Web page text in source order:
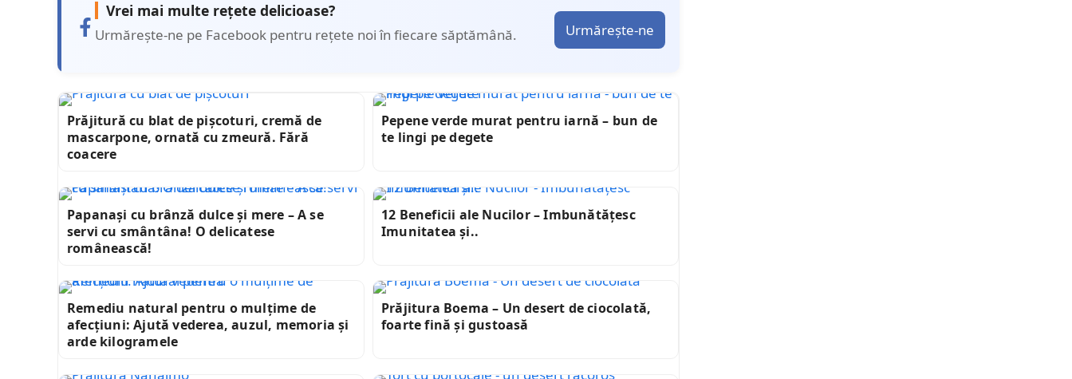
Vrei mai multe rețete delicioase?
Urmărește-ne pe Facebook pentru rețete noi în fiecare săptămână. Urmărește-ne
Prăjitură cu blat de pișcoturi, cremă de
mascarpone, ornată cu zmeură. Fără
coacere
Pepene verde murat pentru iarnă – bun de
te lingi pe degete
Papanași cu brânză dulce și mere – A se
servi cu smântâna! O delicatese
românească!
12 Beneficii ale Nucilor – Imbunătățesc
Imunitatea și..
Remediu natural pentru o mulțime de
afecțiuni: Ajută vederea, auzul, memoria și
arde kilogramele
Prăjitura Boema – Un desert de ciocolată,
foarte fină și gustoasă